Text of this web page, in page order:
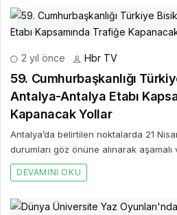
2 yıl önce Hbr TV
59. Cumhurbaşkanlığı
Antalya-Antalya Etabı
Kapanacak Yollar
Antalya’da belirtilen noktalarda 21
durumları göz önüne alınarak aşamalı
DEVAMINI OKU